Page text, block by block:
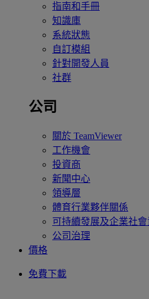
指南和手冊
知識庫
系統狀態
自訂模組
針對開發人員
社群
公司
關於 TeamViewer
工作機會
投資商
新聞中心
領導層
體育行業夥伴關係
可持續發展及企業社
公司治理
價格
免費下載